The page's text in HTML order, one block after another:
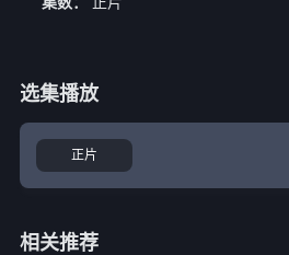
选集播放
正片
相关推荐